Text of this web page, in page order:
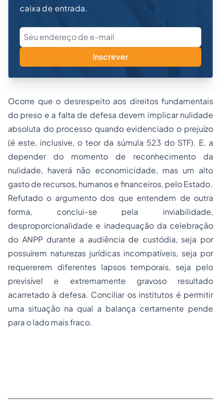
caixa de entrada.
Inscrever
Ocorre que o desrespeito aos direitos fundamentais
do preso e a falta de defesa devem implicar nulidade
absoluta do processo quando evidenciado o prejuízo
(é este, inclusive, o teor da súmula 523 do STF). E, a
depender do momento de reconhecimento da
nulidade, haverá não economicidade, mas um alto
gasto de recursos, humanos e financeiros, pelo Estado.
Refutado o argumento dos que entendem de outra
forma, conclui-se pela inviabilidade,
desproporcionalidade e inadequação da celebração
do ANPP durante a audiência de custódia, seja por
possuírem naturezas jurídicas incompatíveis, seja por
requererem diferentes lapsos temporais, seja pelo
previsível e extremamente gravoso resultado
acarretado à defesa. Conciliar os institutos é permitir
uma situação na qual a balança certamente pende
para o lado mais fraco.